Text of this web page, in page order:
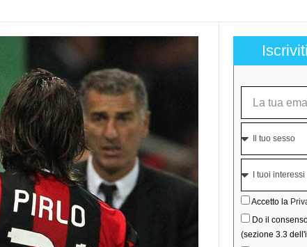
Accetto la
Do il
(sezione 3.3